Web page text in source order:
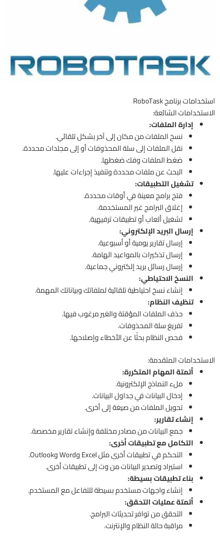
استخدامات برنامج RoboTask
الاستخدامات الشائعة:
إدارة الملفات:
نسخ الملفات من مكان إلى آخر بشكل تلقائي.
نقل الملفات إلى سلة المحذوفات أو إلى مجلدات محددة.
ضغط الملفات وفك ضغطها.
البحث عن ملفات محددة وتنفيذ إجراءات عليها.
تشغيل التطبيقات:
فتح برامج معينة في أوقات محددة.
إغلاق البرامج غير المستخدمة.
تشغيل ألعاب أو تطبيقات ترفيهية.
إرسال البريد الإلكتروني:
إرسال تقارير يومية أو أسبوعية.
إرسال تذكيرات بالمواعيد الهامة.
إرسال رسائل بريد إلكتروني جماعية.
النسخ الاحتياطي:
إنشاء نسخ احتياطية تلقائية لملفاتك وبياناتك المهمة.
تنظيف النظام:
حذف الملفات المؤقتة والغير مرغوب فيها.
تفريغ سلة المحذوفات.
فحص النظام بحثًا عن الأخطاء وإصلاحها.
الاستخدامات المتقدمة:
أتمتة المهام المتكررة:
ملء النماذج الإلكترونية.
إدخال البيانات في جداول البيانات.
تحويل الملفات من صيغة إلى أخرى.
إنشاء تقارير:
جمع البيانات من مصادر مختلفة وإنشاء تقارير مخصصة.
التكامل مع تطبيقات أخرى:
التحكم في تطبيقات أخرى مثل Excel وWord وOutlook.
استيراد وتصدير البيانات من وت إلى تطبيقات أخرى.
بناء تطبيقات بسيطة:
إنشاء واجهات مستخدم بسيطة للتفاعل مع المستخدم.
أتمتة عمليات التحقق:
التحقق من توافر تحديثات البرامج.
مراقبة حالة النظام والإنترنت.